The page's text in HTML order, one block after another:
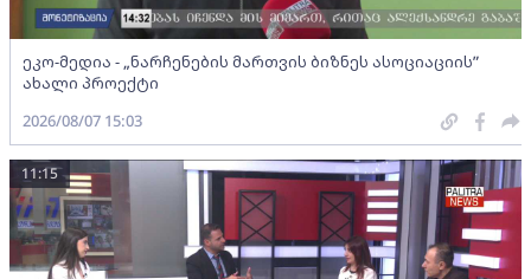
ეკო-მედია - „ნარჩენების მართვის ბიზნეს ასოციაციის”
ახალი პროექტი
2026/08/07 15:03
11:15